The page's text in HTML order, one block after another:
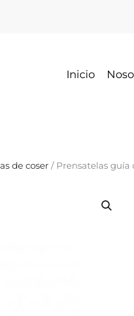
Inicio
de coser / Prensatelas guía